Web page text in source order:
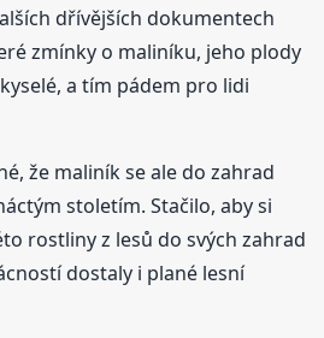
dřívějších dokumentech
zmínky o maliníku, jeho plody
a tím pádem pro lidi
že maliník se ale do zahrad
stoletím. Stačilo, aby si
rostliny z lesů do svých zahrad
dostaly i plané lesní